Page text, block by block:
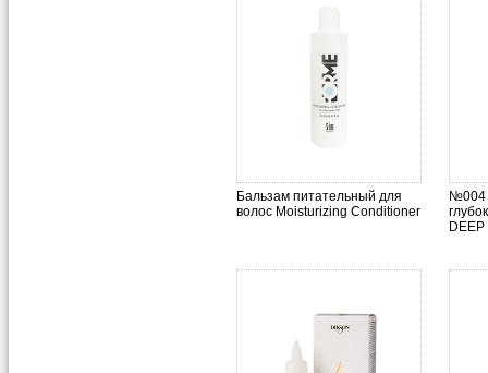
Бальзам питательный для
волос Moisturizing Conditioner
№004